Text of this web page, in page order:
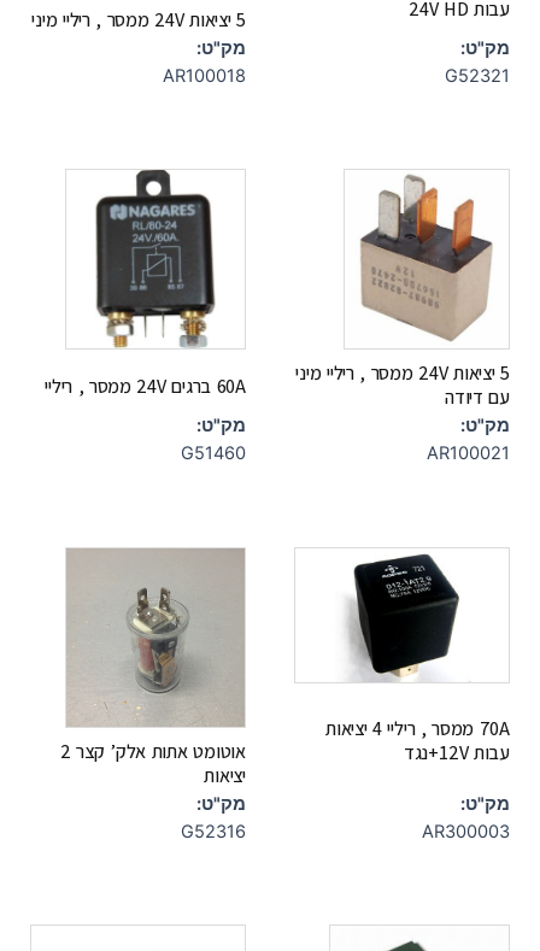
עבות 24V HD
מק"ט:
G52321
5 יציאות 24V ממסר , ריליי מיני
מק"ט:
AR100018
5 יציאות 24V ממסר , ריליי מיני
עם דיודה
מק"ט:
AR100021
60A ברגים 24V ממסר , ריליי
מק"ט:
G51460
70A ממסר , ריליי 4 יציאות
עבות 12V+נגד
מק"ט:
AR300003
אוטומט אתות אלק’ קצר 2
יציאות
מק"ט:
G52316